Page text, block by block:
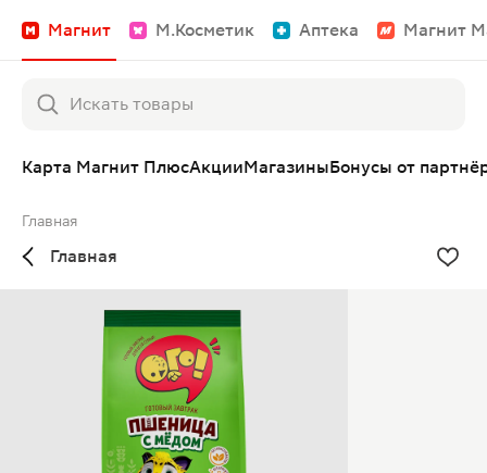
Магнит М.Косметик Аптека Магнит
Карта Магнит ПлюсАкцииМагазиныБонусы от
Главная
Главная